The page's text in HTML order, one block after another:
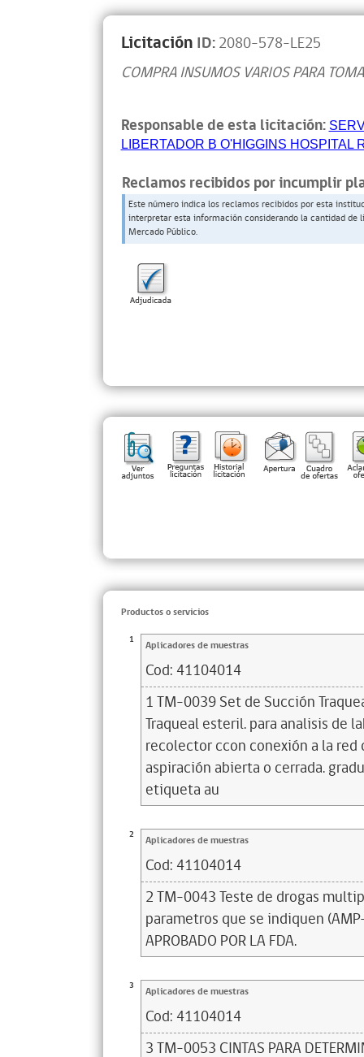
Licitación ID:2080-578-LE25
COMPRA INSUMOS VARIOS PARA
Responsable de esta licitación:
LIBERTADOR B O'HIGGINS HOSPITAL
Reclamos recibidos por incumplir
Este número indica los reclamos recibidos por esta
interpretar esta información considerando la cantidad
Mercado Público.
Productos o servicios
1 Aplicadores de muestras
Cod: 41104014
1 TM-0039 Set de Succión
Traqueal esteril. para analisis de
recolector ccon conexión a la red
aspiración abierta o cerrada.
etiqueta au
2 Aplicadores de muestras
Cod: 41104014
2 TM-0043 Teste de drogas
parametros que se indiquen
APROBADO POR LA FDA.
3 Aplicadores de muestras
Cod: 41104014
3 TM-0053 CINTAS PARA